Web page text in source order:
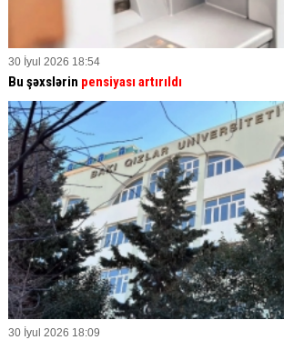
30 İyul 2026 18:54
Bu şəxslərin pensiyası artırıldı
30 İyul 2026 18:09